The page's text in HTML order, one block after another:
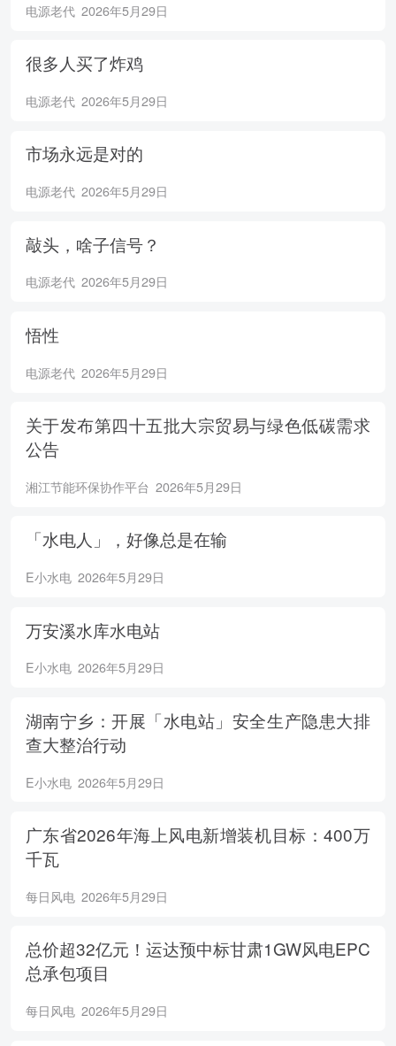
电源老代 2026年5月29日
很多人买了炸鸡
电源老代 2026年5月29日
市场永远是对的
电源老代 2026年5月29日
敲头，啥子信号？
电源老代 2026年5月29日
悟性
电源老代 2026年5月29日
关于发布第四十五批大宗贸易与绿色低碳需求
公告
湘江节能环保协作平台 2026年5月29日
「水电人」，好像总是在输
E小水电 2026年5月29日
万安溪水库水电站
E小水电 2026年5月29日
湖南宁乡：开展「水电站」安全生产隐患大排
查大整治行动
E小水电 2026年5月29日
广东省2026年海上风电新增装机目标：400万
千瓦
每日风电 2026年5月29日
总价超32亿元！运达预中标甘肃1GW风电EPC
总承包项目
每日风电 2026年5月29日